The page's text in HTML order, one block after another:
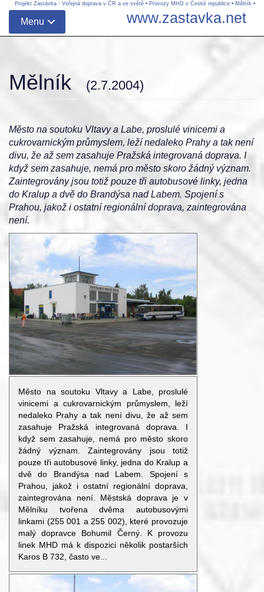
Projekt Zastávka - Veřejná doprava v ČR a ve světě • Provozy MHD v České republice • Mělník •
Menu www.zastavka.net
Mělník (2.7.2004)
Město na soutoku Vltavy a Labe, proslulé vinicemi a
cukrovarnickým průmyslem, leží nedaleko Prahy a tak není
divu, že až sem zasahuje Pražská integrovaná doprava. I
když sem zasahuje, nemá pro město skoro žádný význam.
Zaintegrovány jsou totiž pouze tři autobusové linky, jedna
do Kralup a dvě do Brandýsa nad Labem. Spojení s
Prahou, jakož i ostatní regionální doprava, zaintegrována
není.
Město na soutoku Vltavy a Labe, proslulé
vinicemi a cukrovarnickým průmyslem, leží
nedaleko Prahy a tak není divu, že až sem
zasahuje Pražská integrovaná doprava. I
když sem zasahuje, nemá pro město skoro
žádný význam. Zaintegrovány jsou totiž
pouze tři autobusové linky, jedna do Kralup a
dvě do Brandýsa nad Labem. Spojení s
Prahou, jakož i ostatní regionální doprava,
zaintegrována není. Městská doprava je v
Mělníku tvořena dvěma autobusovými
linkami (255 001 a 255 002), které provozuje
malý dopravce Bohumil Černý. K provozu
linek MHD má k dispozici několik postarších
Karos B 732, často ve...